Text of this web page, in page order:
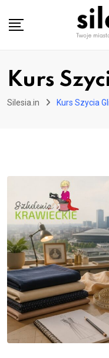
Kurs
Silesia.in Kurs Szycia